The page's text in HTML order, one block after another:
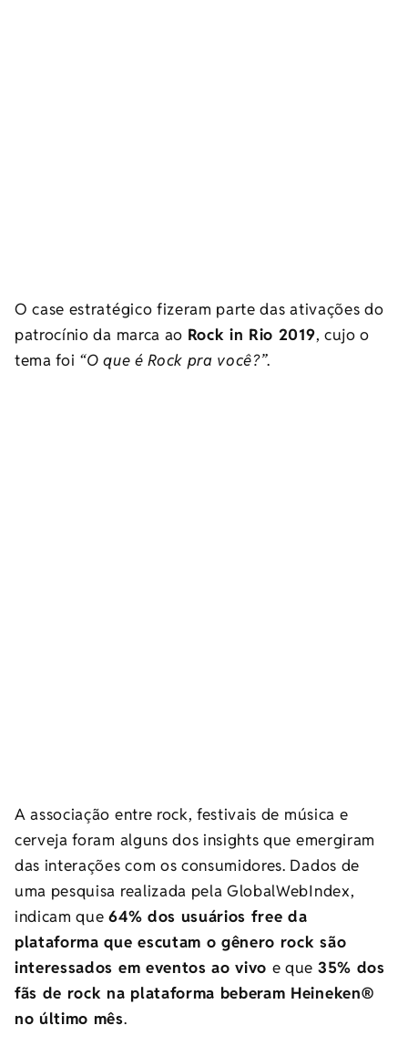
O case estratégico fizeram parte das ativações do
patrocínio da marca ao Rock in Rio 2019, cujo o
tema foi “O que é Rock pra você?”.
A associação entre rock, festivais de música e
cerveja foram alguns dos insights que emergiram
das interações com os consumidores. Dados de
uma pesquisa realizada pela GlobalWebIndex,
indicam que64% dos usuários free da
plataforma que escutam o gênero rock são
interessados em eventos ao vivo e que 35% dos
fãs de rock na plataforma beberam Heineken®
no último mês.